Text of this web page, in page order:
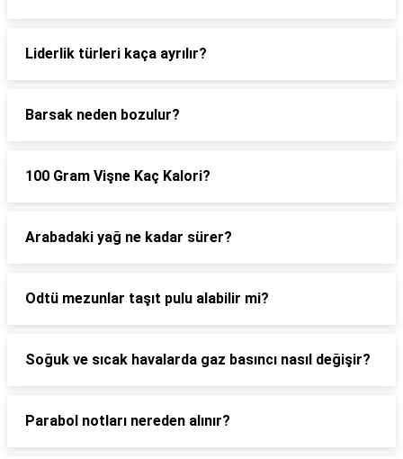
Liderlik türleri kaça ayrılır?
Barsak neden bozulur?
100 Gram Vişne Kaç Kalori?
Arabadaki yağ ne kadar sürer?
Odtü mezunlar taşıt pulu alabilir mi?
Soğuk ve sıcak havalarda gaz basıncı nasıl değişir?
Parabol notları nereden alınır?